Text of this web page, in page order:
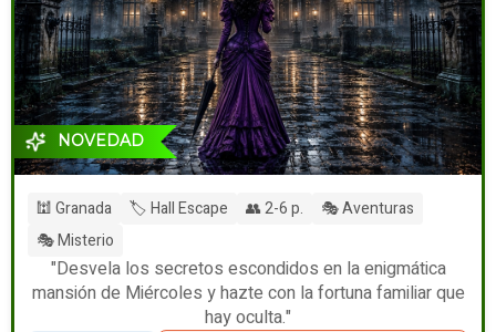
NOVEDAD
🕍 Granada 🏷️ Hall Escape 👥 2-6 p.
🎭 Aventuras
🎭 Misterio
"Desvela los secretos escondidos en la enigmática
mansión de Miércoles y hazte con la fortuna familiar que
hay oculta."